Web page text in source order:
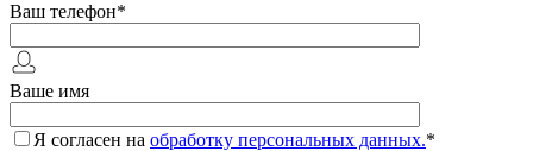
Ваш телефон*
Ваше имя
Я согласен на обработку персональных данных.*